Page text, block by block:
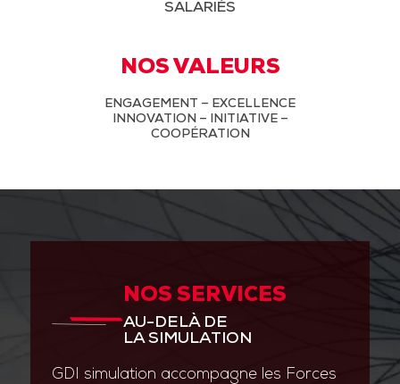
SALARIÉS
NOS VALEURS
ENGAGEMENT – EXCELLENCE
INNOVATION – INITIATIVE –
COOPÉRATION
NOS SERVICES
AU-DELÀ DE
LA SIMULATION
GDI simulation accompagne les Forces